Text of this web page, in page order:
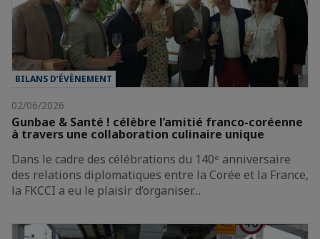
BILANS D’ÉVÈNEMENT
02/06/2026
Gunbae & Santé ! célèbre l’amitié franco-coréenne
à travers une collaboration culinaire unique
Dans le cadre des célébrations du 140ᵉ anniversaire
des relations diplomatiques entre la Corée et la France,
la FKCCI a eu le plaisir d’organiser…